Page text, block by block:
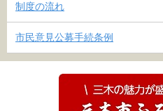
制度の流れ
市民意見公募手続条例